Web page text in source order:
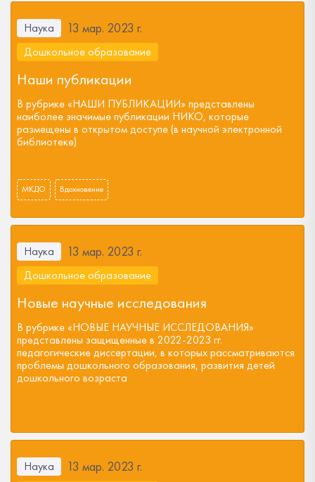
Наука 13 мар. 2023 г.
Дошкольное образование
Наши публикации
В рубрике «НАШИ ПУБЛИКАЦИИ» представлены
наиболее значимые публикации НИКО, которые
размещены в открытом доступе (в научной электронной
библиотеке)
МКДО Вдохновение
Наука 13 мар. 2023 г.
Дошкольное образование
Новые научные исследования
В рубрике «НОВЫЕ НАУЧНЫЕ ИССЛЕДОВАНИЯ»
представлены защищенные в 2022-2023 гг.
педагогические диссертации, в которых рассматриваются
проблемы дошкольного образования, развития детей
дошкольного возраста
Наука 13 мар. 2023 г.